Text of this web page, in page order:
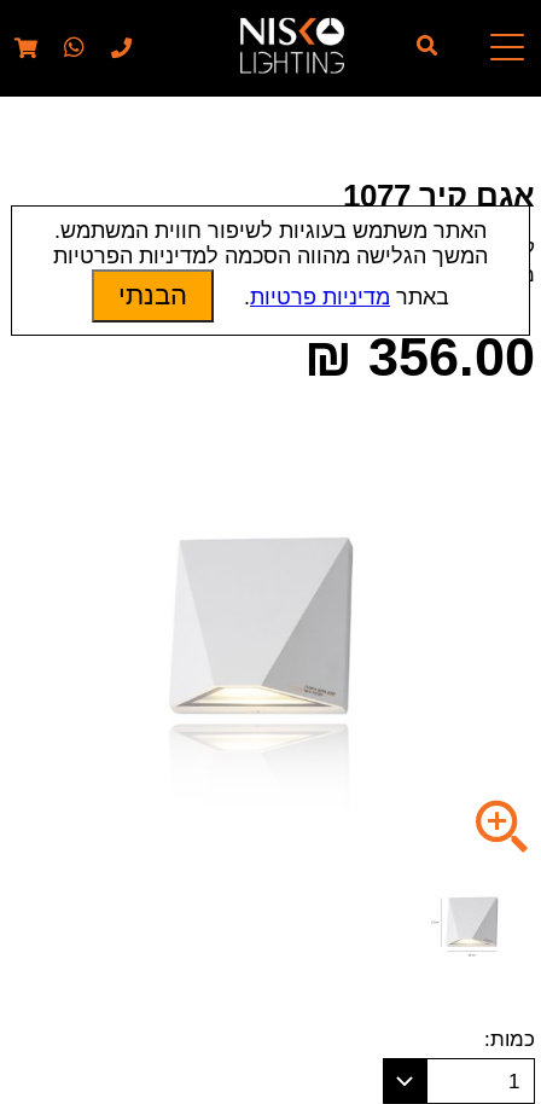
// elementor template for pages - should also ignore woo
pages!!
אגם קיר 1077
קטגוריות:מנורות קיר |צמודי קיר/חומה|תאורת פנים
מק״ט:
11472
356.00
₪
כמות:
1
האתר משתמש בעוגיות לשיפור חווית המשתמש.
המשך הגלישה מהווה הסכמה למדיניות הפרטיות
באתר מדיניות פרטיות. הבנתי